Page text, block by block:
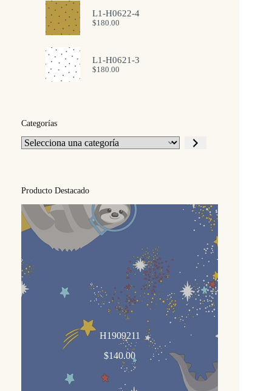
L1-H0622-4
$180.00
L1-H0621-3
$180.00
Categorías
Selecciona
una
Producto Destacado
H1909211
$140.00